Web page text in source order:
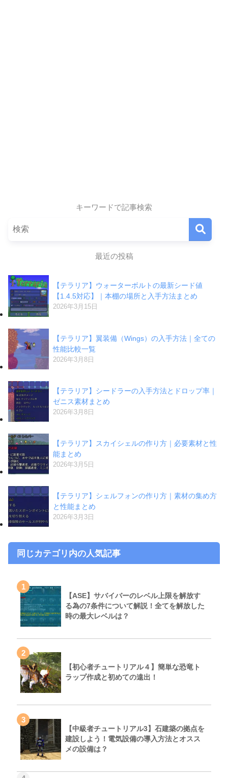
キーワードで記事検索
最近の投稿
【テラリア】ウォーターボルトの最新シード値
【1.4.5対応】｜本棚の場所と入手方法まとめ
2026年3月15日
【テラリア】翼装備（Wings）の入手方法｜全ての
性能比較一覧
2026年3月8日
【テラリア】シードラーの入手方法とドロップ率｜
ゼニス素材まとめ
2026年3月8日
【テラリア】スカイシェルの作り方｜必要素材と性
能まとめ
2026年3月5日
【テラリア】シェルフォンの作り方｜素材の集め方
と性能まとめ
2026年3月3日
同じカテゴリ内の人気記事
1
【ASE】サバイバーのレベル上限を解放す
る為の7条件について解説！全てを解放した
時の最大レベルは？
2
【初心者チュートリアル４】簡単な恐竜ト
ラップ作成と初めての遠出！
3
【中級者チュートリアル3】石建築の拠点を
建設しよう！電気設備の導入方法とオスス
メの設備は？